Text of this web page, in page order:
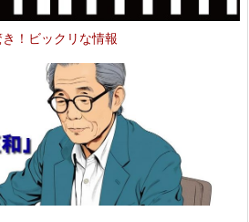
！ビックリな情報